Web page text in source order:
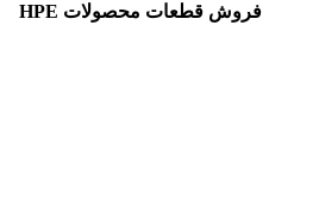
فروش قطعات محصولات HPE